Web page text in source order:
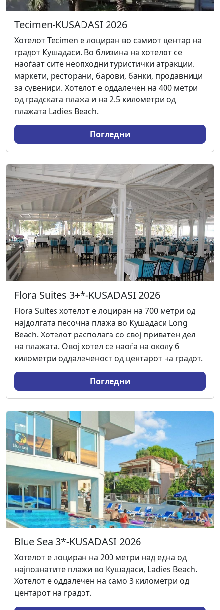
Tecimen-KUSADASI 2026
Хотелот Tecimen е лоциран во самиот центар на
градот Кушадаси. Во близина на хотелот се
наоѓаат сите неопходни туристички атракции,
маркети, ресторани, барови, банки, продавници
за сувенири. Хотелот е оддалечен на 400 метри
од градската плажа и на 2.5 километри од
плажата Ladies Beach.
Погледни
Flora Suites 3+*-KUSADASI 2026
Flora Suites хотелот е лоциран на 700 метри од
најдолгата песочна плажа во Кушадаси Long
Beach. Хотелот располага со свој приватен дел
на плажата. Овој хотел се наоѓа на околу 6
километри оддалеченост од центарот на градот.
Погледни
Blue Sea 3*-KUSADASI 2026
Хотелот е лоциран на 200 метри над една од
најпознатите плажи во Кушадаси, Ladies Beach.
Хотелот е оддалечен на само 3 километри од
центарот на градот.